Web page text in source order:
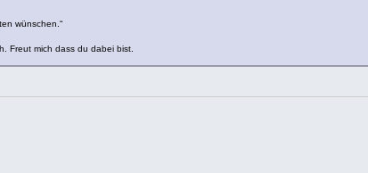
wünschen.“
Freut mich dass du dabei bist.